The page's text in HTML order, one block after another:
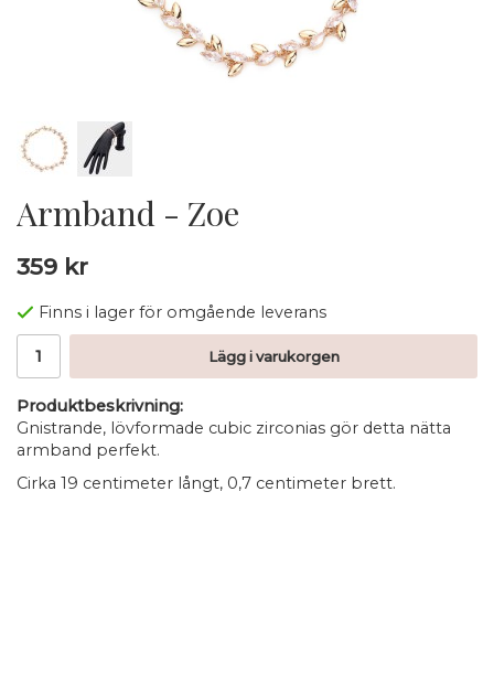
Armband - Zoe
359 kr
Finns i lager för omgående leverans
Lägg i varukorgen
Produktbeskrivning:
Gnistrande, lövformade cubic zirconias gör detta nätta
armband perfekt.
Cirka 19 centimeter långt, 0,7 centimeter brett.